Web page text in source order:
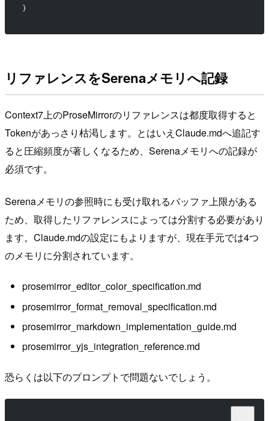
}
リファレンスをSerenaメモリへ記録
Context7上のProseMirrorのリファレンスは都度取得すると
Tokenがあっさり枯渇します。とはいえClaude.mdへ追記す
ると圧縮頻度が著しくなるため、Serenaメモリへの記録が
必須です。
Serenaメモリの参照時にも受け取れるバッファ上限がある
ため、取得したリファレンスによっては分割する必要があり
ます。Claude.mdの設定にもよりますが、現在手元では4つ
のメモリに分割されています。
prosemirror_editor_color_specification.md
prosemirror_format_removal_specification.md
prosemirror_markdown_implementation_guide.md
prosemirror_yjs_integration_reference.md
恐らくは以下のプロンプトで問題ないでしょう。